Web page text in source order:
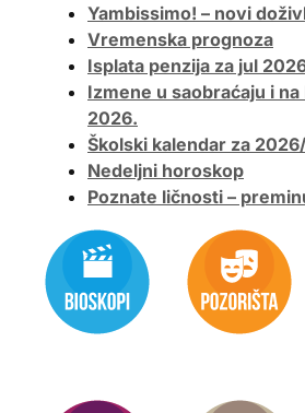
Yambissimo! – novi
Vremenska prognoza
Isplata penzija za jul
Izmene u saobraćaju i
2026.
Školski kalendar za
Nedeljni horoskop
Poznate ličnosti –